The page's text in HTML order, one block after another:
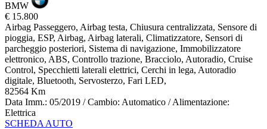
BMW
€ 15.800
Airbag Passeggero, Airbag testa, Chiusura centralizzata, Sensore di
pioggia, ESP, Airbag, Airbag laterali, Climatizzatore, Sensori di
parcheggio posteriori, Sistema di navigazione, Immobilizzatore
elettronico, ABS, Controllo trazione, Bracciolo, Autoradio, Cruise
Control, Specchietti laterali elettrici, Cerchi in lega, Autoradio
digitale, Bluetooth, Servosterzo, Fari LED,
82564 Km
Data Imm.: 05/2019 / Cambio: Automatico / Alimentazione:
Elettrica
SCHEDA AUTO